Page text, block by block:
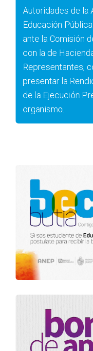
Autoridades de la
Educación
ante la Comisión
con la de
Representantes,
presentar la
de la Ejecución
organismo.